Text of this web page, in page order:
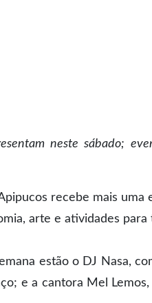
neste sábado;
recebe mais uma
arte e atividades para
estão o DJ Nasa,
e a cantora Mel